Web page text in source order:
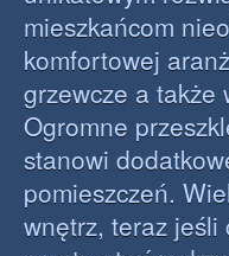
mieszkańcom
komfortowej
grzewcze a także
Ogromne
stanowi
pomieszczeń.
wnętrz, teraz jeśli